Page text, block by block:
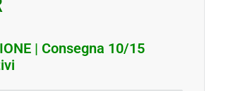
| Consegna 10/15